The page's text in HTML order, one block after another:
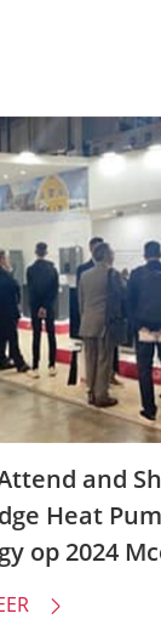
and
Heat
op 2024
